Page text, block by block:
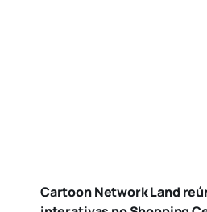
Cartoon Network Land